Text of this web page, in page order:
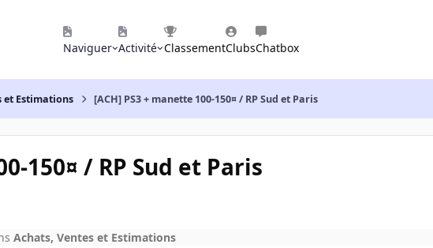
Naviguer Activité ClassementClubsChatbox
et Estimations [ACH] PS3 + manette 100-150¤ / RP Sud et Paris
150¤ / RP Sud et Paris
Achats, Ventes et Estimations